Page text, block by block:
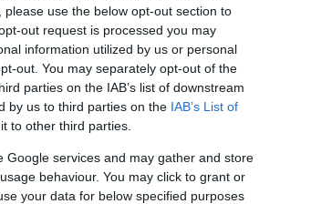
use the below opt-out section to
out request is processed you may
information utilized by us or personal
out. You may separately opt-out of the
parties on the IAB’s list of downstream
by us to third parties on the IAB’s List of
to other third parties.
services and may gather and store
behaviour. You may click to grant or
your data for below specified purposes